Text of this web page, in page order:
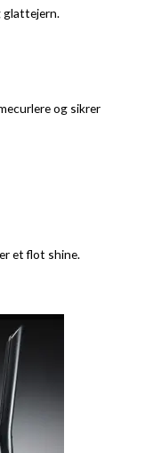
glattejern.
og sikrer
et flot shine.